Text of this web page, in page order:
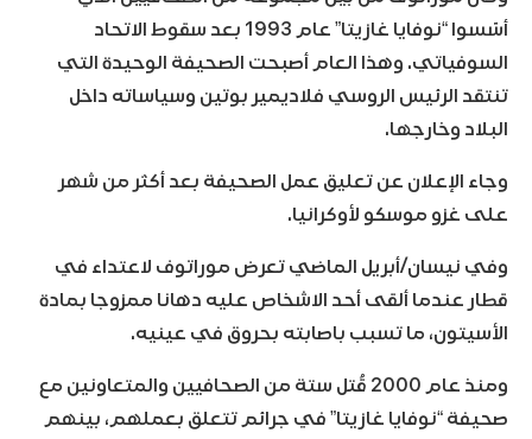
أسّسوا “نوفايا غازيتا” عام 1993 بعد سقوط الاتحاد
السوفياتي. وهذا العام أصبحت الصحيفة الوحيدة التي
تنتقد الرئيس الروسي فلاديمير بوتين وسياساته داخل
البلاد وخارجها.
وجاء الإعلان عن تعليق عمل الصحيفة بعد أكثر من شهر
على غزو موسكو لأوكرانيا.
وفي نيسان/أبريل الماضي تعرض موراتوف لاعتداء في
قطار عندما ألقى أحد الاشخاص عليه دهانا ممزوجا بمادة
الأسيتون، ما تسبب باصابته بحروق في عينيه.
ومنذ عام 2000 قُتل ستة من الصحافيين والمتعاونين مع
صحيفة “نوفايا غازيتا” في جرائم تتعلق بعملهم، بينهم